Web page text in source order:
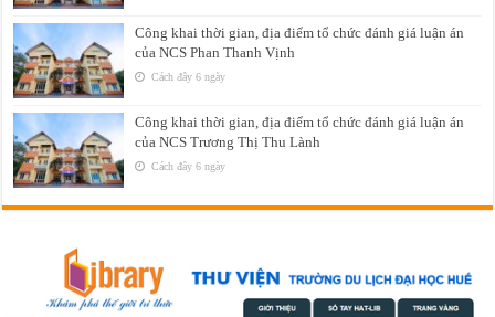
Công khai thời gian, địa điểm tổ chức đánh giá luận án
của NCS Phan Thanh Vịnh
Cách đây 6 ngày
Công khai thời gian, địa điểm tổ chức đánh giá luận án
của NCS Trương Thị Thu Lành
Cách đây 6 ngày